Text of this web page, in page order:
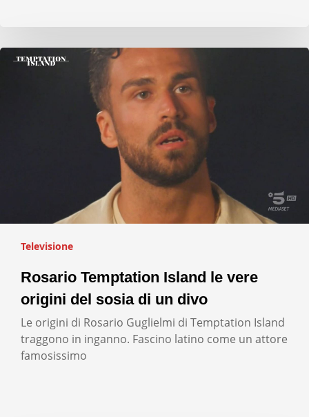
Televisione
Rosario Temptation Island le vere
origini del sosia di un divo
Le origini di Rosario Guglielmi di Temptation Island
traggono in inganno. Fascino latino come un attore
famosissimo